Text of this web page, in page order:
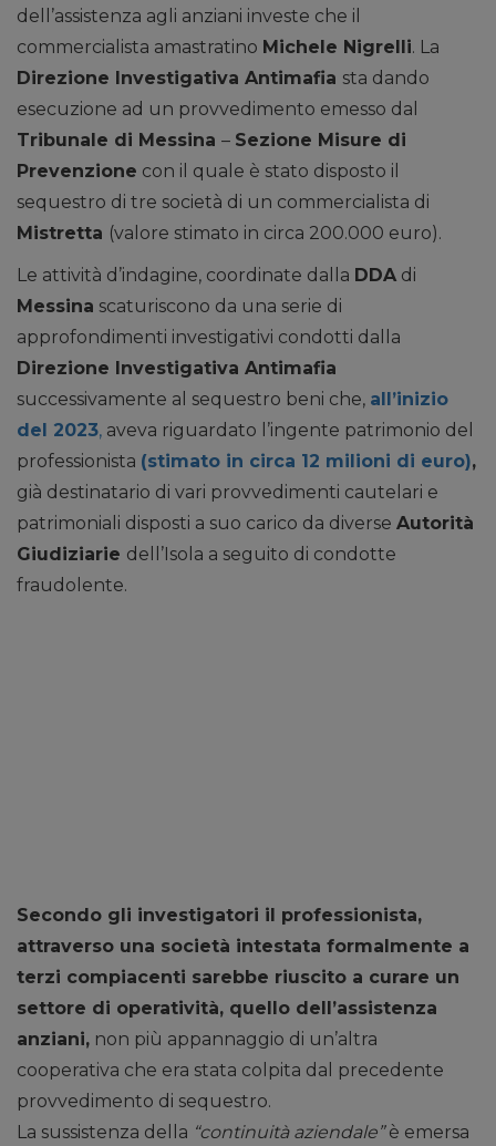
dell’assistenza agli anziani investe che il
commercialista amastratino Michele Nigrelli. La
Direzione Investigativa Antimafia sta dando
esecuzione ad un provvedimento emesso dal
Tribunale di Messina – Sezione Misure di
Prevenzione con il quale è stato disposto il
sequestro di tre società di un commercialista di
Mistretta (valore stimato in circa 200.000 euro).
Le attività d’indagine, coordinate dalla DDA di
Messina scaturiscono da una serie di
approfondimenti investigativi condotti dalla
Direzione Investigativa Antimafia
successivamente al sequestro beni che, all’inizio
del 2023, aveva riguardato l’ingente patrimonio del
professionista (stimato in circa 12 milioni di euro),
già destinatario di vari provvedimenti cautelari e
patrimoniali disposti a suo carico da diverse Autorità
Giudiziarie dell’Isola a seguito di condotte
fraudolente.
Secondo gli investigatori il professionista,
attraverso una società intestata formalmente a
terzi compiacenti sarebbe riuscito a curare un
settore di operatività, quello dell’assistenza
anziani, non più appannaggio di un’altra
cooperativa che era stata colpita dal precedente
provvedimento di sequestro.
La sussistenza della “continuità aziendale”è emersa